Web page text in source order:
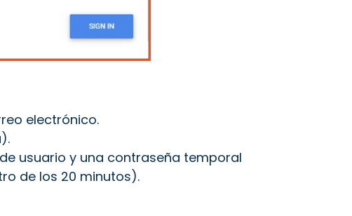
electrónico.
usuario y una contraseña temporal
de los 20 minutos).